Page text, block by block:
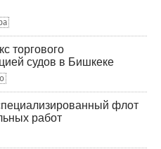
торгового
судов в Бишкеке
флот
работ